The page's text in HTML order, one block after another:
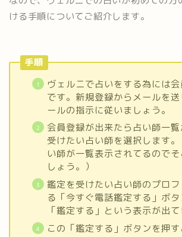
ける手順についてご紹介します。
手順
ヴェルニで占いをする為には
です。新規登録からメールを
ールの指示に従いましょう。
会員登録が出来たら占い師一
受けたい占い師を選択します
い師が一覧表示されてるので
しょう。）
鑑定を受けたい占い師のプロ
る「今すぐ電話鑑定する」ボタ
「鑑定する」という表示が出て
この「鑑定する」ボタンを押